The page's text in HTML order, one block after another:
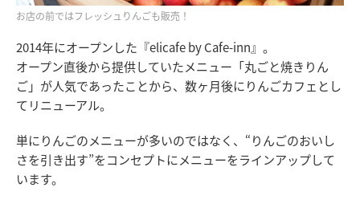
お店の前ではフレッシュりんごも販売！
2014年にオープンした『elicafe by Cafe-inn』。
オープン直後から提供していたメニュー「丸ごと焼きりん
ご」が人気であったことから、数ヶ月後にりんごカフェとし
てリニューアル。
単にりんごのメニューが多いのではなく、“りんごのおいし
さを引き出す”をコンセプトにメニューをラインアップして
います。